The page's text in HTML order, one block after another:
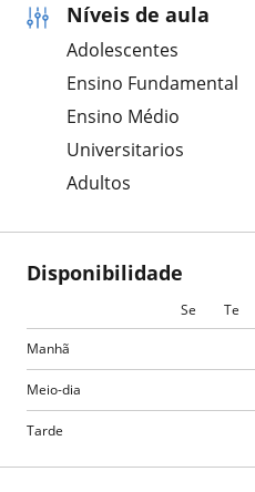
Níveis de aula
Adolescentes
Ensino Fundamental
Ensino Médio
Universitarios
Adultos
Disponibilidade
Se Te
Manhã
Meio-dia
Tarde